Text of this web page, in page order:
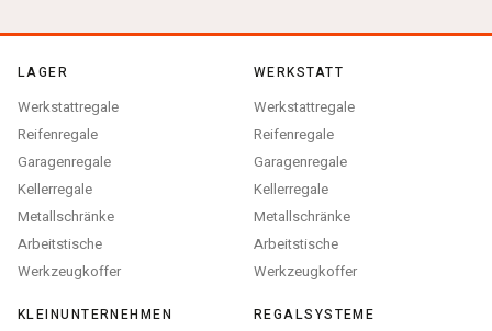
LAGER
Werkstattregale
Reifenregale
Garagenregale
Kellerregale
Metallschränke
Arbeitstische
Werkzeugkoffer
WERKSTATT
Werkstattregale
Reifenregale
Garagenregale
Kellerregale
Metallschränke
Arbeitstische
Werkzeugkoffer
KLEINUNTERNEHMEN REGALSYSTEME